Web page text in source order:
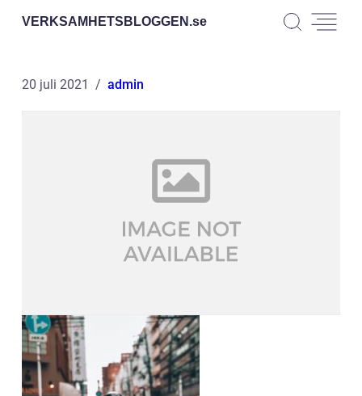
VERKSAMHETSBLOGGEN.se
20 juli 2021 admin